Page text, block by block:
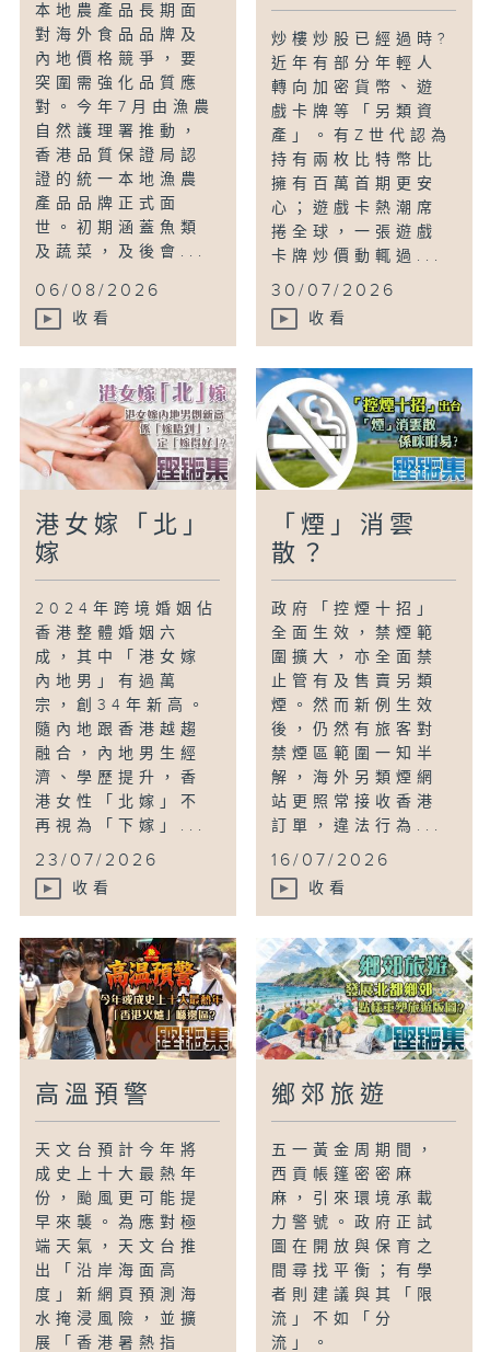
本地農產品長期面
對海外食品品牌及
內地價格競爭，要
突圍需強化品質應
對。今年7月由漁農
自然護理署推動，
香港品質保證局認
證的統一本地漁農
產品品牌正式面
世。初期涵蓋魚類
及蔬菜，及後會...
06/08/2026
收看
炒樓炒股已經過時?
近年有部分年輕人
轉向加密貨幣、遊
戲卡牌等「另類資
產」。有Z世代認為
持有兩枚比特幣比
擁有百萬首期更安
心；遊戲卡熱潮席
捲全球，一張遊戲
卡牌炒價動輒過...
30/07/2026
收看
港女嫁「北」
嫁
2024年跨境婚姻佔
香港整體婚姻六
成，其中「港女嫁
內地男」有過萬
宗，創34年新高。
隨內地跟香港越趨
融合，內地男生經
濟、學歷提升，香
港女性「北嫁」不
再視為「下嫁」...
23/07/2026
收看
「煙」消雲
散？
政府「控煙十招」
全面生效，禁煙範
圍擴大，亦全面禁
止管有及售賣另類
煙。然而新例生效
後，仍然有旅客對
禁煙區範圍一知半
解，海外另類煙網
站更照常接收香港
訂單，違法行為...
16/07/2026
收看
高溫預警
天文台預計今年將
成史上十大最熱年
份，颱風更可能提
早來襲。為應對極
端天氣，天文台推
出「沿岸海面高
度」新網頁預測海
水掩浸風險，並擴
展「香港暑熱指
鄉郊旅遊
五一黃金周期間，
西貢帳篷密密麻
麻，引來環境承載
力警號。政府正試
圖在開放與保育之
間尋找平衡；有學
者則建議與其「限
流」不如「分
流」。